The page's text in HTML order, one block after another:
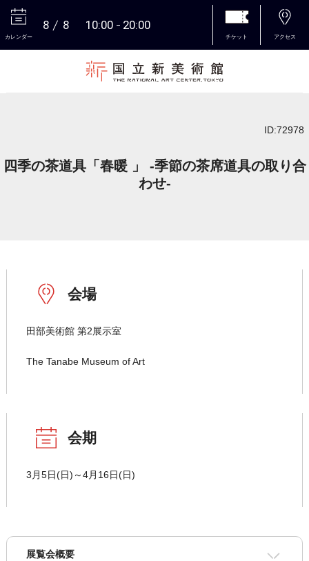
カレンダー
8 8 10:00 20:00
チケット アクセス
ID:72978
四季の茶道具「春暖 」 -季節の茶席道具の取り合
わせ-
会場
田部美術館 第2展示室
The Tanabe Museum of Art
会期
3月5日(日)～4月16日(日)
展覧会概要